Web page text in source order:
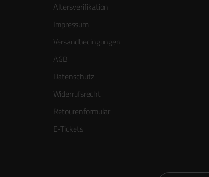
Altersverifikation
Impressum
Versandbedingungen
AGB
Datenschutz
Widerrufsrecht
Retourenformular
E-Tickets